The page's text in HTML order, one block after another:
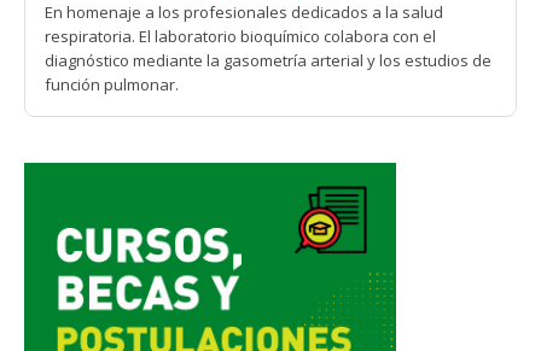
En homenaje a los profesionales dedicados a la salud
respiratoria. El laboratorio bioquímico colabora con el
diagnóstico mediante la gasometría arterial y los estudios de
función pulmonar.